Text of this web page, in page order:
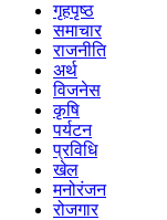
गृहपृष्ठ
समाचार
राजनीति
अर्थ
विजनेस
कृषि
पर्यटन
प्रविधि
खेल
मनोरंजन
रोजगार